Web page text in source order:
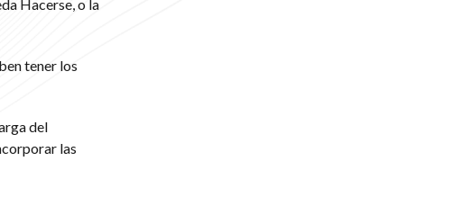
Hacerse, o la
tener los
del
las